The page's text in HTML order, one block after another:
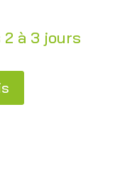
à 3 jours